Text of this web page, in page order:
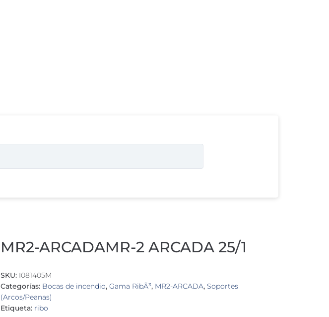
MR2-ARCADAMR-2 ARCADA 25/1
SKU: I081405M
Categorías: Bocas de incendio, Gama RibÃ³, MR2-ARCADA, Soportes
(Arcos/Peanas)
Etiqueta: ribo